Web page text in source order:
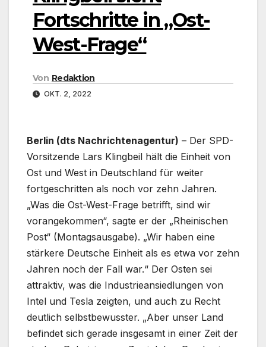
Fortschritte in „Ost-
West-Frage“
Von Redaktion
OKT. 2, 2022
Berlin (dts Nachrichtenagentur) – Der SPD-
Vorsitzende Lars Klingbeil hält die Einheit von
Ost und West in Deutschland für weiter
fortgeschritten als noch vor zehn Jahren.
„Was die Ost-West-Frage betrifft, sind wir
vorangekommen“, sagte er der „Rheinischen
Post“ (Montagsausgabe). „Wir haben eine
stärkere Deutsche Einheit als es etwa vor zehn
Jahren noch der Fall war.“ Der Osten sei
attraktiv, was die Industrieansiedlungen von
Intel und Tesla zeigten, und auch zu Recht
deutlich selbstbewusster. „Aber unser Land
befindet sich gerade insgesamt in einer Zeit der